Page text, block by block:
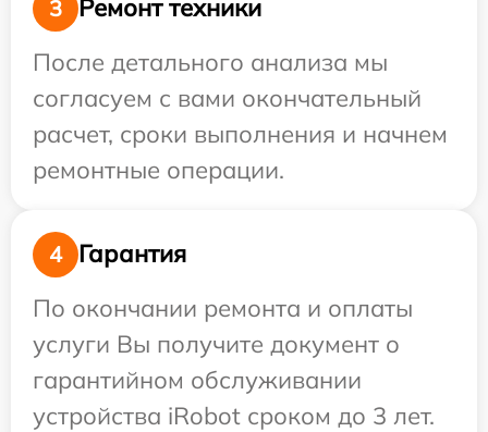
3
Ремонт техники
После детального анализа мы
согласуем с вами окончательный
расчет, сроки выполнения и начнем
ремонтные операции.
4
Гарантия
По окончании ремонта и оплаты
услуги Вы получите документ о
гарантийном обслуживании
устройства iRobot сроком до 3 лет.